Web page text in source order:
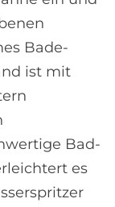
Bade-
ist mit
Bad-
es